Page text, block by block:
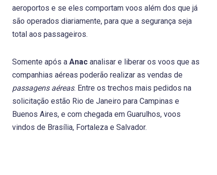
aeroportos e se eles comportam voos além dos que já
são operados diariamente, para que a segurança seja
total aos passageiros.
Somente após a Anac analisar e liberar os voos que as
companhias aéreas poderão realizar as vendas de
passagens aéreas. Entre os trechos mais pedidos na
solicitação estão Rio de Janeiro para Campinas e
Buenos Aires, e com chegada em Guarulhos, voos
vindos de Brasília, Fortaleza e Salvador.